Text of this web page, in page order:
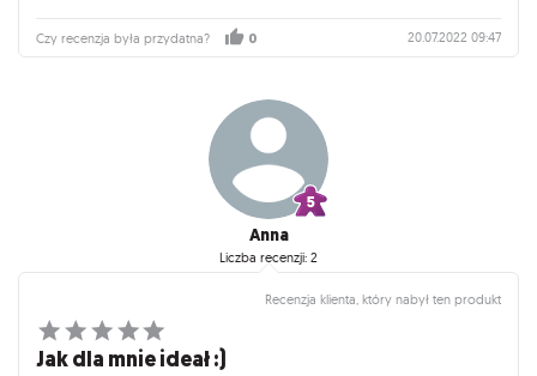
Czy recenzja była przydatna? 0 20.07.2022 09:47
Anna
Liczba recenzji: 2
Recenzja klienta, który nabył ten produkt
Jak dla mnie ideał :)